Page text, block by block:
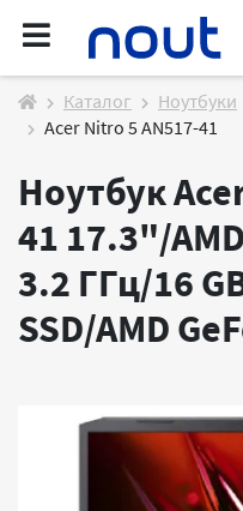
Каталог Ноутбуки
Acer Nitro 5 AN517-41
Ноутбук
41 17.3"/
3.2 ГГц/16
SSD/AMD